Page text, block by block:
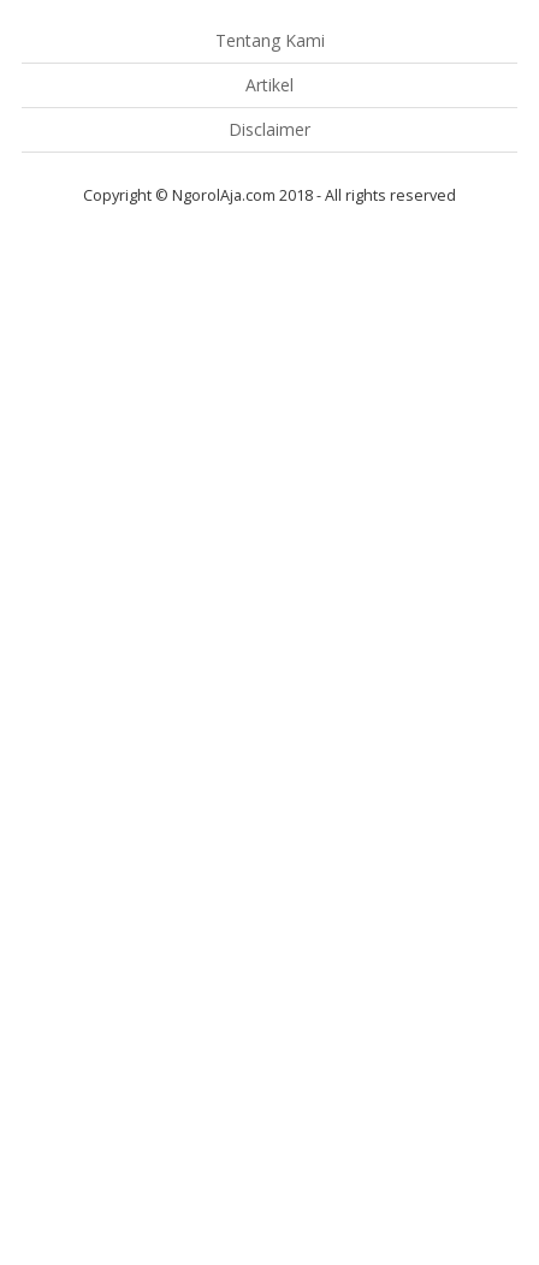
Tentang Kami
Artikel
Disclaimer
Copyright © NgorolAja.com 2018 - All rights reserved